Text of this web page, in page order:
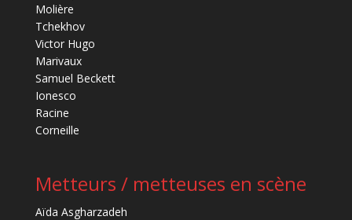
Molière
Tchekhov
Victor Hugo
Marivaux
Samuel Beckett
Ionesco
Racine
Corneille
Metteurs / metteuses en scène
Aïda Asgharzadeh